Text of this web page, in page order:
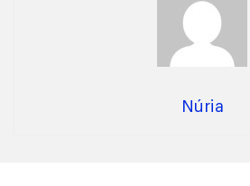
Núria